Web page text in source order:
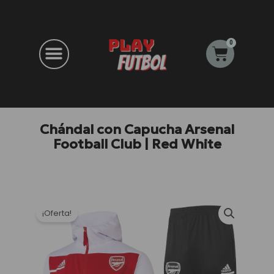
0
Carrito
Chándal con Capucha Arsenal
Football Club | Red White
¡Oferta!